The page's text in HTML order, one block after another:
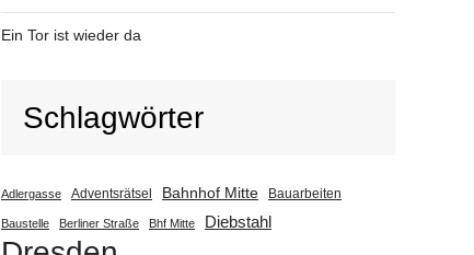
Ein Tor ist wieder da
Schlagwörter
Adlergasse Adventsrätsel Bahnhof Mitte Bauarbeiten
Baustelle Berliner Straße Bhf Mitte Diebstahl